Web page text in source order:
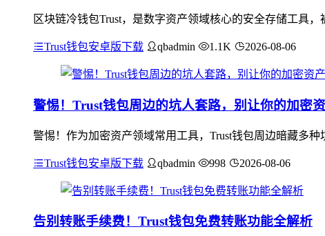
区块链冷钱包Trust，是数字资产领域核心的安全存储工具
Trust钱包安卓版下载 qbadmin 1.1K 2026-08-06
警惕！Trust钱包周边的坑人套路，别让你的加密
警惕！作为加密资产领域常用工具，Trust钱包周边暗藏多
Trust钱包安卓版下载 qbadmin 998 2026-08-06
告别转账手续费！Trust钱包免费转账功能全解析